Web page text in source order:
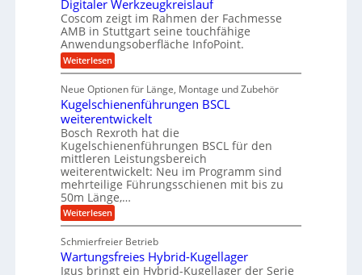
e
r
r
a
u
e
U
m
g
e
b
u
n
g
e
n
s
s
e
l
s
h
i
m
t
i
g
e
r
a
l
M
a
s
c
h
i
n
e
n
e
b
e
f
ü
r
r
ä
z
i
s
e
H
u
b
b
e
w
e
g
u
n
g
z
i
s
i
o
n
f
r
A
u
t
o
m
o
t
i
v
e
u
n
d
M
a
Digitaler Werkzeugkreislauf
Coscom zeigt im Rahmen der Fachmesse
AMB in Stuttgart seine touchfähige
Anwendungsoberfläche InfoPoint.
Weiterlesen:
D
g
i
t
a
l
e
r
W
e
r
k
z
e
u
g
k
Neue Optionen für Länge, Montage und Zubehör
Kugelschienenführungen BSCL
weiterentwickelt
Bosch Rexroth hat die
Kugelschienenführungen BSCL für den
mittleren Leistungsbereich
weiterentwickelt: Neu im Programm sind
mehrteilige Führungsschienen mit bis zu
50m Länge,…
Weiterlesen:
K
g
e
l
Schmierfreier Betrieb
Wartungsfreies Hybrid-Kugellager
Igus bringt ein Hybrid-Kugellager der Serie